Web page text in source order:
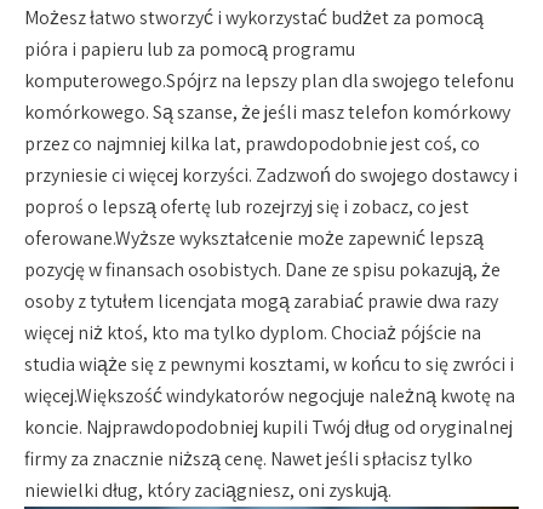
Możesz łatwo stworzyć i wykorzystać budżet za pomocą
pióra i papieru lub za pomocą programu
komputerowego.Spójrz na lepszy plan dla swojego telefonu
komórkowego. Są szanse, że jeśli masz telefon komórkowy
przez co najmniej kilka lat, prawdopodobnie jest coś, co
przyniesie ci więcej korzyści. Zadzwoń do swojego dostawcy i
poproś o lepszą ofertę lub rozejrzyj się i zobacz, co jest
oferowane.Wyższe wykształcenie może zapewnić lepszą
pozycję w finansach osobistych. Dane ze spisu pokazują, że
osoby z tytułem licencjata mogą zarabiać prawie dwa razy
więcej niż ktoś, kto ma tylko dyplom. Chociaż pójście na
studia wiąże się z pewnymi kosztami, w końcu to się zwróci i
więcej.Większość windykatorów negocjuje należną kwotę na
koncie. Najprawdopodobniej kupili Twój dług od oryginalnej
firmy za znacznie niższą cenę. Nawet jeśli spłacisz tylko
niewielki dług, który zaciągniesz, oni zyskują.